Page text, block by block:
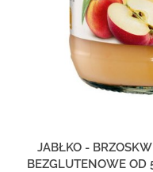
JABŁKO -
BEZGLUTENOWE OD